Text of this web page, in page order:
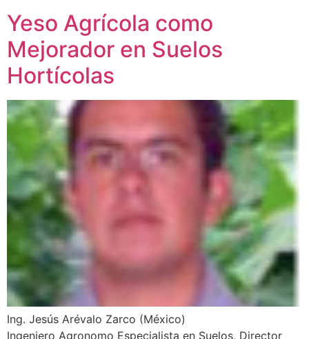
Yeso Agrícola como
Mejorador en Suelos
Hortícolas
Ing. Jesús Arévalo Zarco (México)
Ingeniero Agronomo Especialista en Suelos, Director